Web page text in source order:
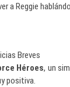
a Reggie
Héroes, un
positiva.